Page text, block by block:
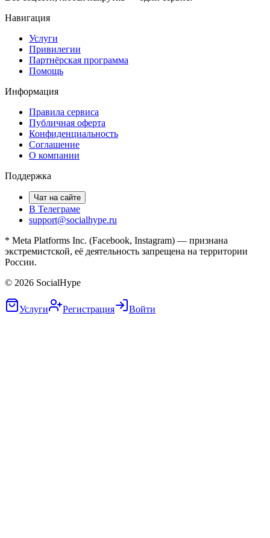
Навигация
Услуги
Привилегии
Партнёрская программа
Помощь
Информация
Правила сервиса
Публичная оферта
Конфиденциальность
Соглашение
О компании
Поддержка
Чат на сайте
В Телеграме
support@socialhype.ru
* Meta Platforms Inc. (Facebook, Instagram) — признана
экстремистской, её деятельность запрещена на территории
России.
© 2026 SocialHype
Услуги Регистрация Войти